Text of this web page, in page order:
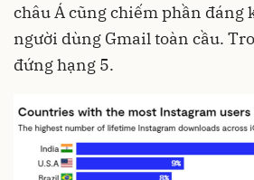
châu Á cũng chiếm phần đáng
người dùng Gmail toàn cầu.
đứng hạng 5.